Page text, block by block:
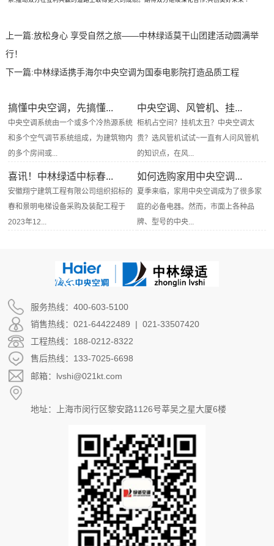
上一篇:放松身心 享受自然之旅——中林绿适莫干山团建活动圆满举
行！
下一篇:中林绿适携手海尔中央空调为国泰电影院打造品质工程
搞懂中央空调，先搞懂...
中央空调系统由一个或多个冷热源系统
和多个空气调节系统组成，为建筑物内
的多个房间或...
中央空调、风管机、挂...
柜机占空间？挂机太丑？中央空调太
贵？选风管机试试~一直有人问风管机
的知识点，在风...
喜讯！中林绿适中标春...
安徽翔宁建筑工程有限公司组织招标的
春和景明电梯设备采购及装配工程于
2023年12...
如何选购家用中央空调...
夏季来临，家用中央空调成为了很多家
庭的必备电器。然而，市面上各种品
牌、型号的中央...
服务热线：400-603-5100
销售热线：021-64422489 | 021-33507420
工程热线：188-0212-8322
售后热线：133-7025-6698
邮箱：lvshi@021kt.com
地址：上海市闵行区黎安路1126号莘吴之星大厦6楼